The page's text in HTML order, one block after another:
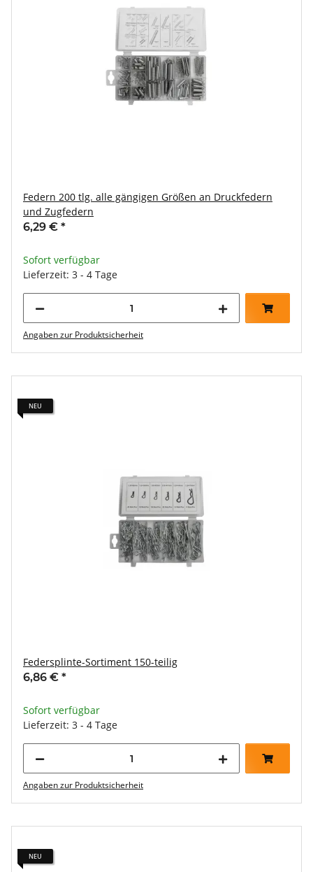
Federn 200 tlg. alle gängigen Größen an Druckfedern
und Zugfedern
6,29 € *
Sofort verfügbar
Lieferzeit: 3 - 4 Tage
Angaben zur Produktsicherheit
NEU
Federsplinte-Sortiment 150-teilig
6,86 € *
Sofort verfügbar
Lieferzeit: 3 - 4 Tage
Angaben zur Produktsicherheit
NEU